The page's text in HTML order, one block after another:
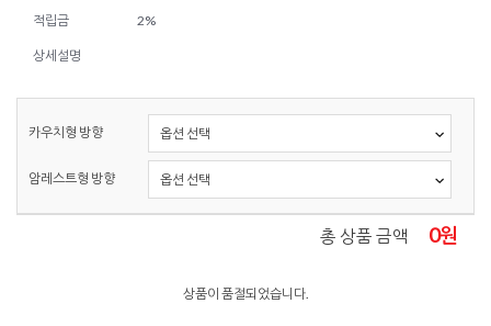
적립금 2%
상세설명
카우치형 방향
암레스트형 방향
총 상품 금액 0원
상품이 품절되었습니다.